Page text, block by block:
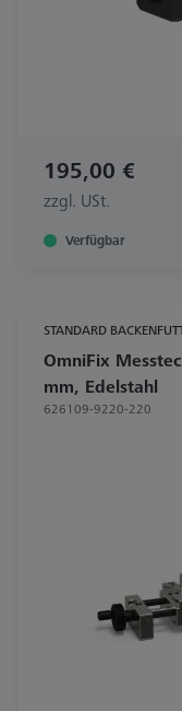
195,00 €
zzgl. USt.
Verfügbar
STANDARD
OmniFix
mm, Edelstahl
626109-9220-220